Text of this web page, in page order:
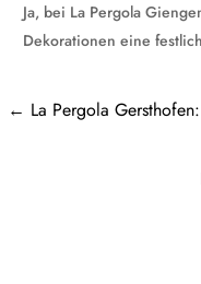
Ja, bei La Pergola
Dekorationen eine
← La Pergola